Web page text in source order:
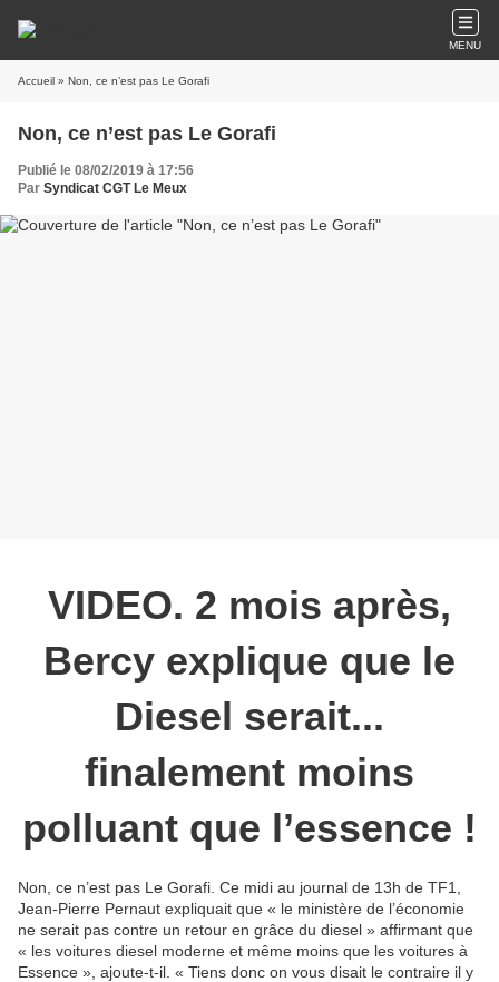
MENU
Accueil » Non, ce n’est pas Le Gorafi
Non, ce n’est pas Le Gorafi
Publié le 08/02/2019 à 17:56
Par Syndicat CGT Le Meux
VIDEO. 2 mois après,
Bercy explique que le
Diesel serait...
finalement moins
polluant que l’essence !
Non, ce n’est pas Le Gorafi. Ce midi au journal de 13h de TF1,
Jean-Pierre Pernaut expliquait que « le ministère de l’économie
ne serait pas contre un retour en grâce du diesel » affirmant que
« les voitures diesel moderne et même moins que les voitures à
Essence », ajoute-t-il. « Tiens donc on vous disait le contraire il y